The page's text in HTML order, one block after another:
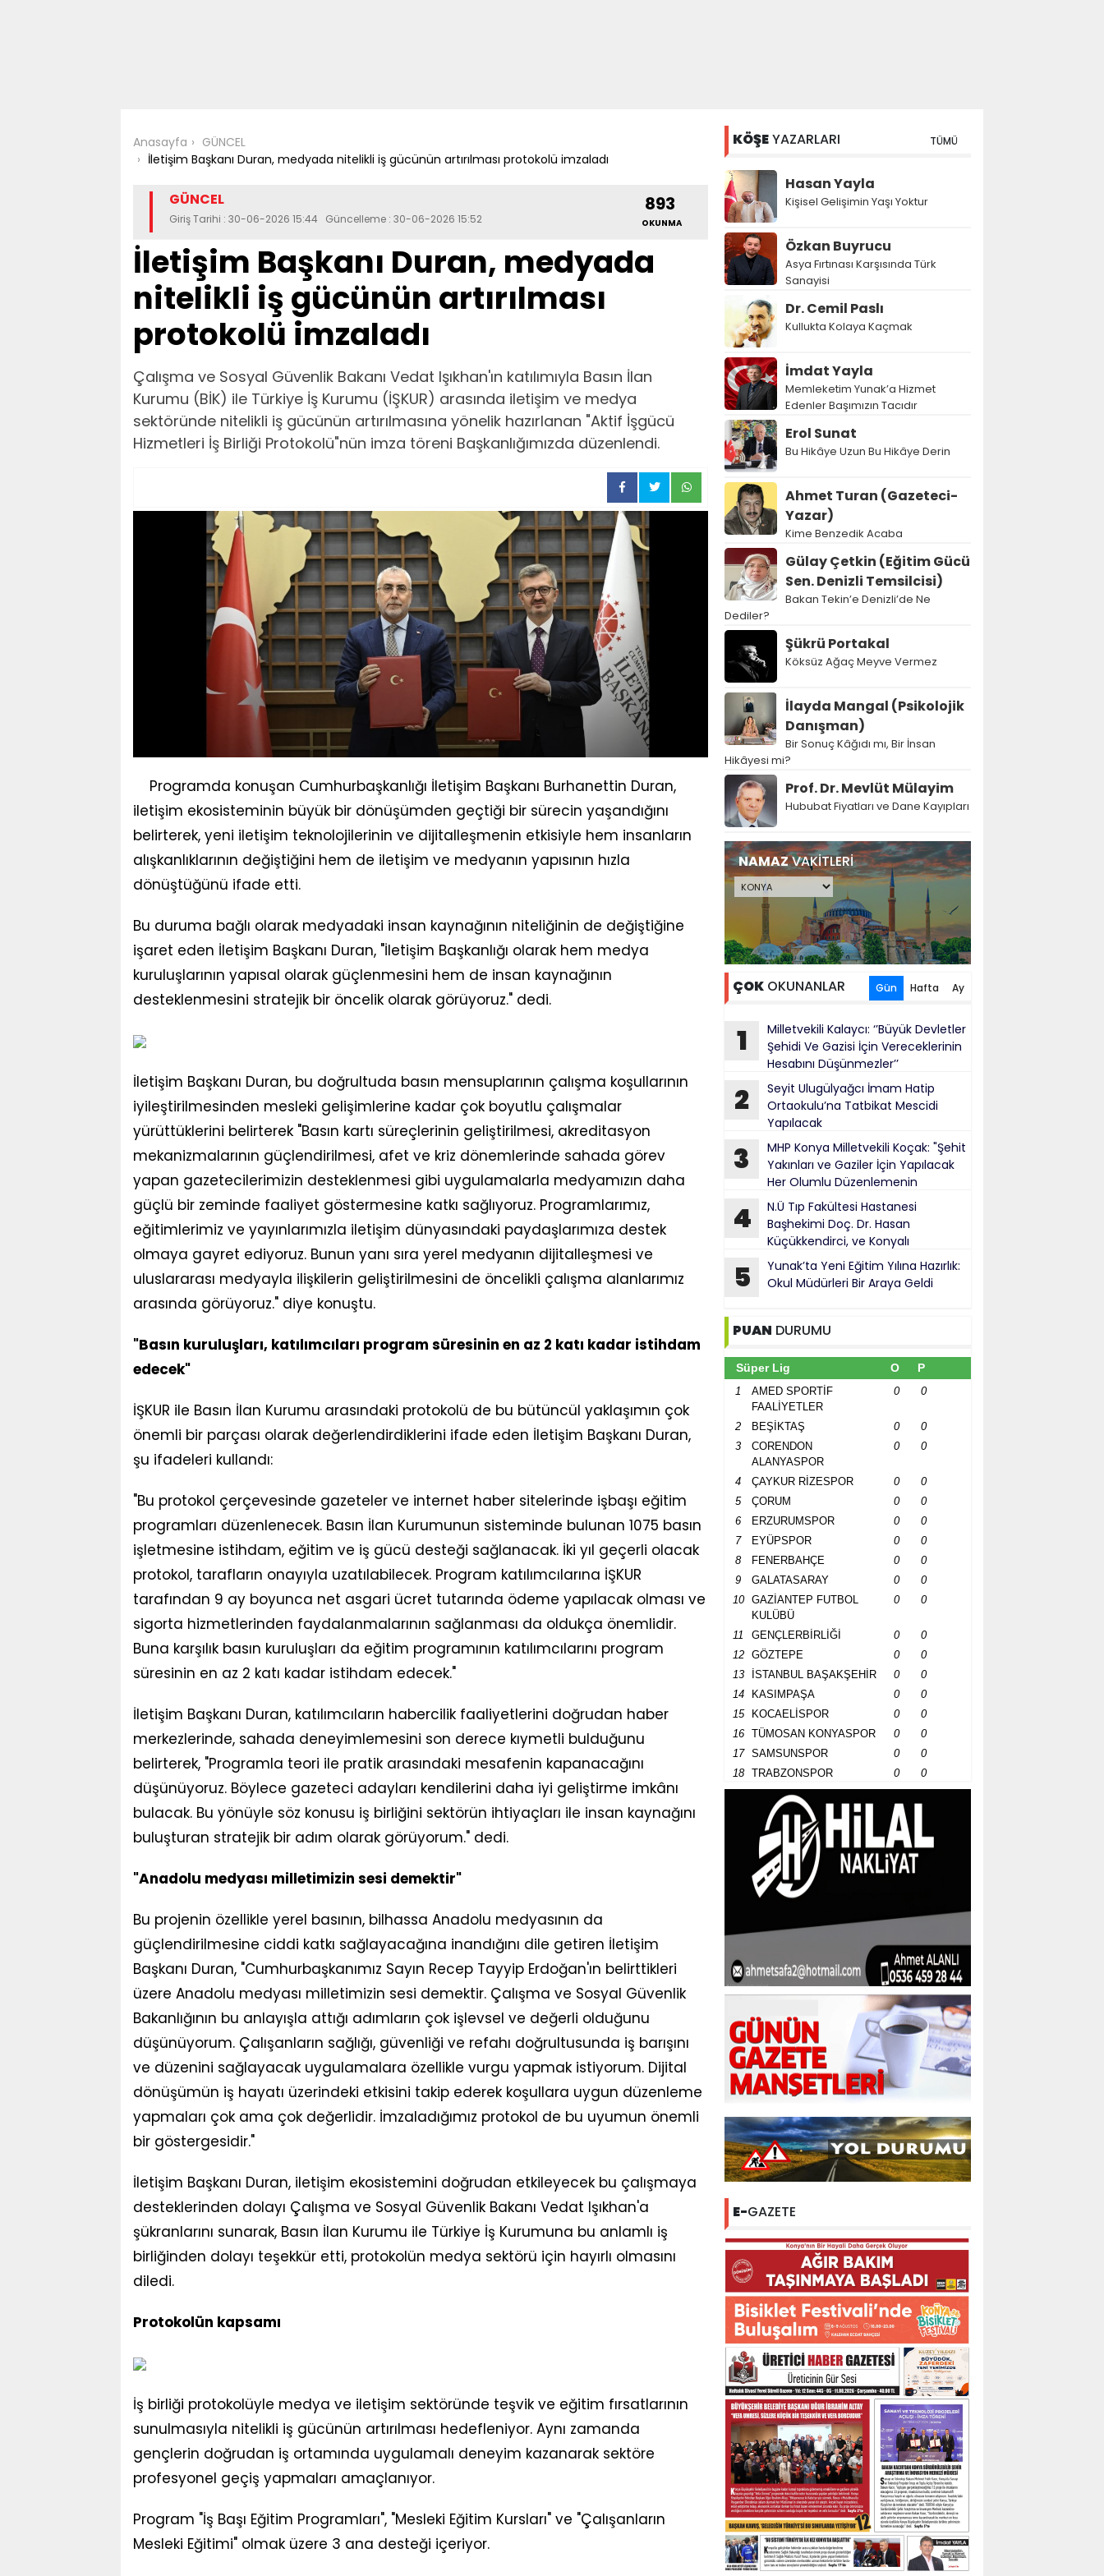
Anasayfa
GÜNCEL
İletişim Başkanı Duran, medyada nitelikli iş gücünün artırılması protokolü imzaladı
GÜNCEL
Giriş Tarihi : 30-06-2026 15:44 Güncelleme : 30-06-2026 15:52
893
OKUNMA
İletişim Başkanı Duran, medyada
nitelikli iş gücünün artırılması
protokolü imzaladı
Çalışma ve Sosyal Güvenlik Bakanı Vedat Işıkhan'ın katılımıyla Basın İlan
Kurumu (BİK) ile Türkiye İş Kurumu (İŞKUR) arasında iletişim ve medya
sektöründe nitelikli iş gücünün artırılmasına yönelik hazırlanan "Aktif İşgücü
Hizmetleri İş Birliği Protokolü"nün imza töreni Başkanlığımızda düzenlendi.
Programda konuşan Cumhurbaşkanlığı İletişim Başkanı Burhanettin Duran,
iletişim ekosisteminin büyük bir dönüşümden geçtiği bir sürecin yaşandığını
belirterek, yeni iletişim teknolojilerinin ve dijitalleşmenin etkisiyle hem insanların
alışkanlıklarının değiştiğini hem de iletişim ve medyanın yapısının hızla
dönüştüğünü ifade etti.
Bu duruma bağlı olarak medyadaki insan kaynağının niteliğinin de değiştiğine
işaret eden İletişim Başkanı Duran, "İletişim Başkanlığı olarak hem medya
kuruluşlarının yapısal olarak güçlenmesini hem de insan kaynağının
desteklenmesini stratejik bir öncelik olarak görüyoruz." dedi.
İletişim Başkanı Duran, bu doğrultuda basın mensuplarının çalışma koşullarının
iyileştirilmesinden mesleki gelişimlerine kadar çok boyutlu çalışmalar
yürüttüklerini belirterek "Basın kartı süreçlerinin geliştirilmesi, akreditasyon
mekanizmalarının güçlendirilmesi, afet ve kriz dönemlerinde sahada görev
yapan gazetecilerimizin desteklenmesi gibi uygulamalarla medyamızın daha
güçlü bir zeminde faaliyet göstermesine katkı sağlıyoruz. Programlarımız,
eğitimlerimiz ve yayınlarımızla iletişim dünyasındaki paydaşlarımıza destek
olmaya gayret ediyoruz. Bunun yanı sıra yerel medyanın dijitalleşmesi ve
uluslararası medyayla ilişkilerin geliştirilmesini de öncelikli çalışma alanlarımız
arasında görüyoruz." diye konuştu.
"Basın kuruluşları, katılımcıları program süresinin en az 2 katı kadar istihdam
edecek"
İŞKUR ile Basın İlan Kurumu arasındaki protokolü de bu bütüncül yaklaşımın çok
önemli bir parçası olarak değerlendirdiklerini ifade eden İletişim Başkanı Duran,
şu ifadeleri kullandı:
"Bu protokol çerçevesinde gazeteler ve internet haber sitelerinde işbaşı eğitim
programları düzenlenecek. Basın İlan Kurumunun sisteminde bulunan 1075 basın
işletmesine istihdam, eğitim ve iş gücü desteği sağlanacak. İki yıl geçerli olacak
protokol, tarafların onayıyla uzatılabilecek. Program katılımcılarına İŞKUR
tarafından 9 ay boyunca net asgari ücret tutarında ödeme yapılacak olması ve
sigorta hizmetlerinden faydalanmalarının sağlanması da oldukça önemlidir.
Buna karşılık basın kuruluşları da eğitim programının katılımcılarını program
süresinin en az 2 katı kadar istihdam edecek."
İletişim Başkanı Duran, katılımcıların habercilik faaliyetlerini doğrudan haber
merkezlerinde, sahada deneyimlemesini son derece kıymetli bulduğunu
belirterek, "Programla teori ile pratik arasındaki mesafenin kapanacağını
düşünüyoruz. Böylece gazeteci adayları kendilerini daha iyi geliştirme imkânı
bulacak. Bu yönüyle söz konusu iş birliğini sektörün ihtiyaçları ile insan kaynağını
buluşturan stratejik bir adım olarak görüyorum." dedi.
"Anadolu medyası milletimizin sesi demektir"
Bu projenin özellikle yerel basının, bilhassa Anadolu medyasının da
güçlendirilmesine ciddi katkı sağlayacağına inandığını dile getiren İletişim
Başkanı Duran, "Cumhurbaşkanımız Sayın Recep Tayyip Erdoğan'ın belirttikleri
üzere Anadolu medyası milletimizin sesi demektir. Çalışma ve Sosyal Güvenlik
Bakanlığının bu anlayışla attığı adımların çok işlevsel ve değerli olduğunu
düşünüyorum. Çalışanların sağlığı, güvenliği ve refahı doğrultusunda iş barışını
ve düzenini sağlayacak uygulamalara özellikle vurgu yapmak istiyorum. Dijital
dönüşümün iş hayatı üzerindeki etkisini takip ederek koşullara uygun düzenleme
yapmaları çok ama çok değerlidir. İmzaladığımız protokol de bu uyumun önemli
bir göstergesidir."
İletişim Başkanı Duran, iletişim ekosistemini doğrudan etkileyecek bu çalışmaya
desteklerinden dolayı Çalışma ve Sosyal Güvenlik Bakanı Vedat Işıkhan'a
şükranlarını sunarak, Basın İlan Kurumu ile Türkiye İş Kurumuna bu anlamlı iş
birliğinden dolayı teşekkür etti, protokolün medya sektörü için hayırlı olmasını
diledi.
Protokolün kapsamı
İş birliği protokolüyle medya ve iletişim sektöründe teşvik ve eğitim fırsatlarının
sunulmasıyla nitelikli iş gücünün artırılması hedefleniyor. Aynı zamanda
gençlerin doğrudan iş ortamında uygulamalı deneyim kazanarak sektöre
profesyonel geçiş yapmaları amaçlanıyor.
Program "İş Başı Eğitim Programları", "Mesleki Eğitim Kursları" ve "Çalışanların
Mesleki Eğitimi" olmak üzere 3 ana desteği içeriyor.
KÖŞEYAZARLARI TÜMÜ
Hasan Yayla
Kişisel Gelişimin Yaşı Yoktur
Özkan Buyrucu
Asya Fırtınası Karşısında Türk
Sanayisi
Dr. Cemil Paslı
Kullukta Kolaya Kaçmak
İmdat Yayla
Memleketim Yunak’a Hizmet
Edenler Başımızın Tacıdır
Erol Sunat
Bu Hikâye Uzun Bu Hikâye Derin
Ahmet Turan (Gazeteci-
Yazar)
Kime Benzedik Acaba
Gülay Çetkin (Eğitim Gücü
Sen. Denizli Temsilcisi)
Bakan Tekin’e Denizli’de Ne
Dediler?
Şükrü Portakal
Köksüz Ağaç Meyve Vermez
İlayda Mangal (Psikolojik
Danışman)
Bir Sonuç Kâğıdı mı, Bir İnsan
Hikâyesi mi?
Prof. Dr. Mevlüt Mülayim
Hububat Fiyatları ve Dane Kayıpları
NAMAZVAKİTLERİ
ÇOK OKUNANLAR Gün Hafta Ay
1
Milletvekili Kalaycı: ‘’Büyük Devletler
Şehidi Ve Gazisi İçin Vereceklerinin
Hesabını Düşünmezler’’
2
Seyit Ulugülyağcı İmam Hatip
Ortaokulu’na Tatbikat Mescidi
Yapılacak
3
MHP Konya Milletvekili Koçak: "Şehit
Yakınları ve Gaziler İçin Yapılacak
Her Olumlu Düzenlemenin
Yanındayız"
4
N.Ü Tıp Fakültesi Hastanesi
Başhekimi Doç. Dr. Hasan
Küçükkendirci, ve Konyalı
bürokratlar, Konya Cumhuriyet Başsavcısı
Mehmet Uzun’a hayırlı olsun ziyareti
5
Yunak’ta Yeni Eğitim Yılına Hazırlık:
Okul Müdürleri Bir Araya Geldi
PUAN DURUMU
Süper Lig O P
1
AMED SPORTİF
FAALİYETLER
0 0
2 BEŞİKTAŞ 0
0
3
CORENDON
ALANYASPOR
0 0
4 ÇAYKUR RİZESPOR 0
0
5
ÇORUM 0
0
6
ERZURUMSPOR 0
0
7
EYÜPSPOR 0
0
8
FENERBAHÇE 0
0
9
GALATASARAY 0
0
10
GAZİANTEP FUTBOL
KULÜBÜ
0 0
11 GENÇLERBİRLİĞİ 0
0
12
GÖZTEPE 0
0
13
İSTANBUL BAŞAKŞEHİR 0
0
14
KASIMPAŞA 0
0
15
KOCAELİSPOR 0
0
16
TÜMOSAN KONYASPOR 0
0
17
SAMSUNSPOR 0
0
18
TRABZONSPOR 0 0
E-GAZETE